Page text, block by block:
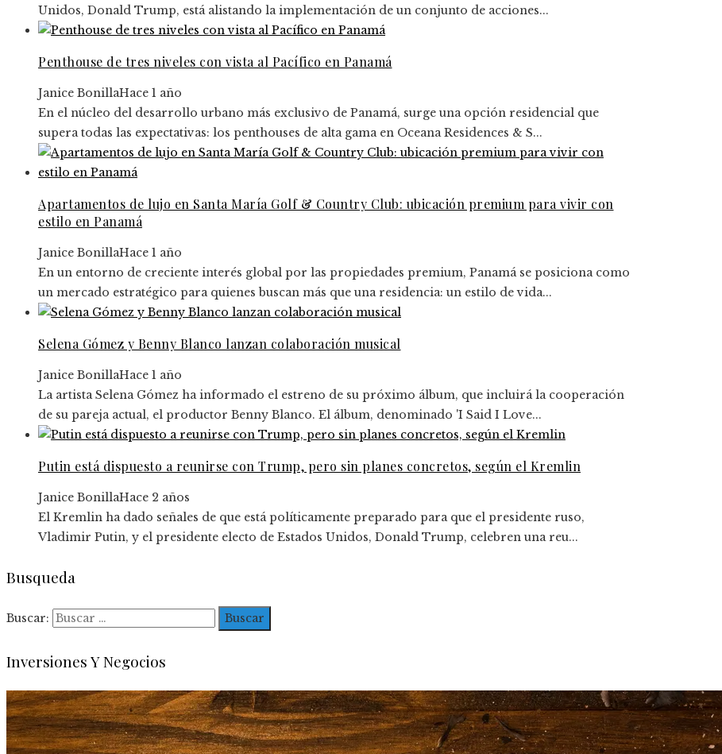
Unidos, Donald Trump, está alistando la implementación de un conjunto de acciones...
Penthouse de tres niveles con vista al Pacífico en Panamá
Janice BonillaHace 1 año
En el núcleo del desarrollo urbano más exclusivo de Panamá, surge una opción residencial que
supera todas las expectativas: los penthouses de alta gama en Oceana Residences & S...
Apartamentos de lujo en Santa María Golf & Country Club: ubicación premium para vivir con
estilo en Panamá
Janice BonillaHace 1 año
En un entorno de creciente interés global por las propiedades premium, Panamá se posiciona como
un mercado estratégico para quienes buscan más que una residencia: un estilo de vida...
Selena Gómez y Benny Blanco lanzan colaboración musical
Janice BonillaHace 1 año
La artista Selena Gómez ha informado el estreno de su próximo álbum, que incluirá la cooperación
de su pareja actual, el productor Benny Blanco. El álbum, denominado 'I Said I Love...
Putin está dispuesto a reunirse con Trump, pero sin planes concretos, según el Kremlin
Janice BonillaHace 2 años
El Kremlin ha dado señales de que está políticamente preparado para que el presidente ruso,
Vladimir Putin, y el presidente electo de Estados Unidos, Donald Trump, celebren una reu...
Busqueda
Buscar:
Inversiones Y Negocios